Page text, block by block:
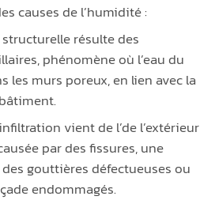
causes de l’humidité :
résulte des
phénomène où l’eau du
les murs poreux, en lien avec la
vient de l’de l’extérieur
par des fissures, une
gouttières défectueuses ou
endommagés.